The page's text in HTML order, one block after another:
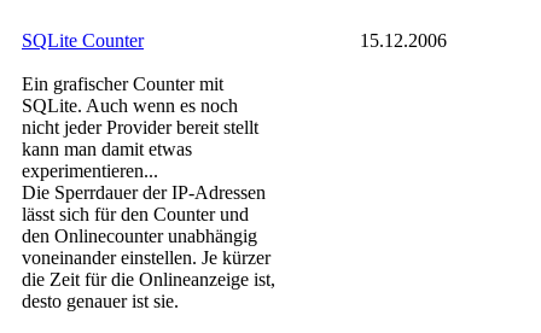
SQLite Counter
Ein grafischer Counter mit
SQLite. Auch wenn es noch
nicht jeder Provider bereit stellt
kann man damit etwas
experimentieren...
Die Sperrdauer der IP-Adressen
lässt sich für den Counter und
den Onlinecounter unabhängig
voneinander einstellen. Je kürzer
die Zeit für die Onlineanzeige ist,
desto genauer ist sie.
15.12.2006